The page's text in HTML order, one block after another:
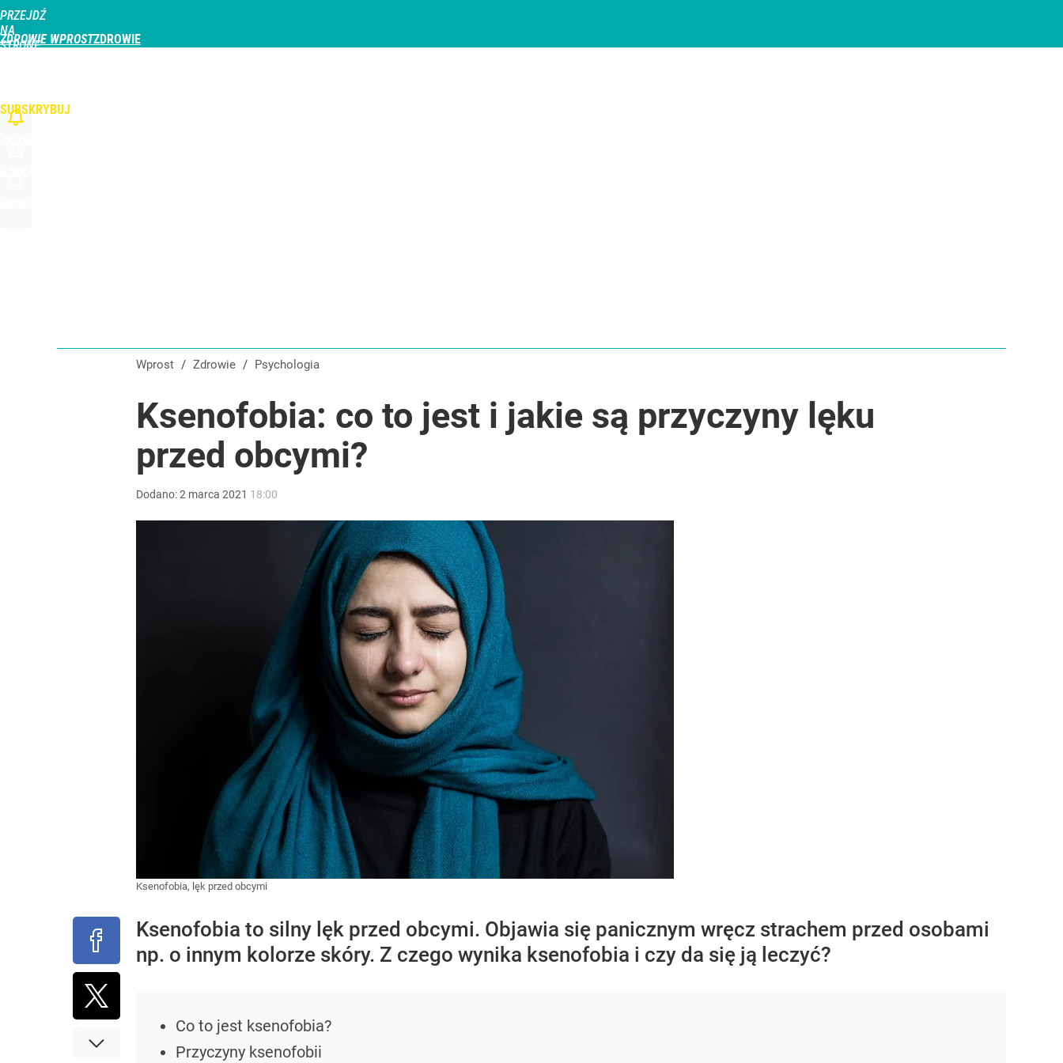
PRZEJDŹ
NA
STRONĘ
ZDROWIE WPROST
SUBSKRYBUJ
Wprost / Zdrowie / Psychologia
Ksenofobia: co to jest i jakie są przyczyny lęku
przed obcymi?
Dodano:2 marca 2021 18:00
Ksenofobia, lęk przed obcymi
Ksenofobia to silny lęk przed obcymi. Objawia się panicznym wręcz strachem przed osobami
np. o innym kolorze skóry. Z czego wynika ksenofobia i czy da się ją leczyć?
Co to jest ksenofobia?
Przyczyny ksenofobii